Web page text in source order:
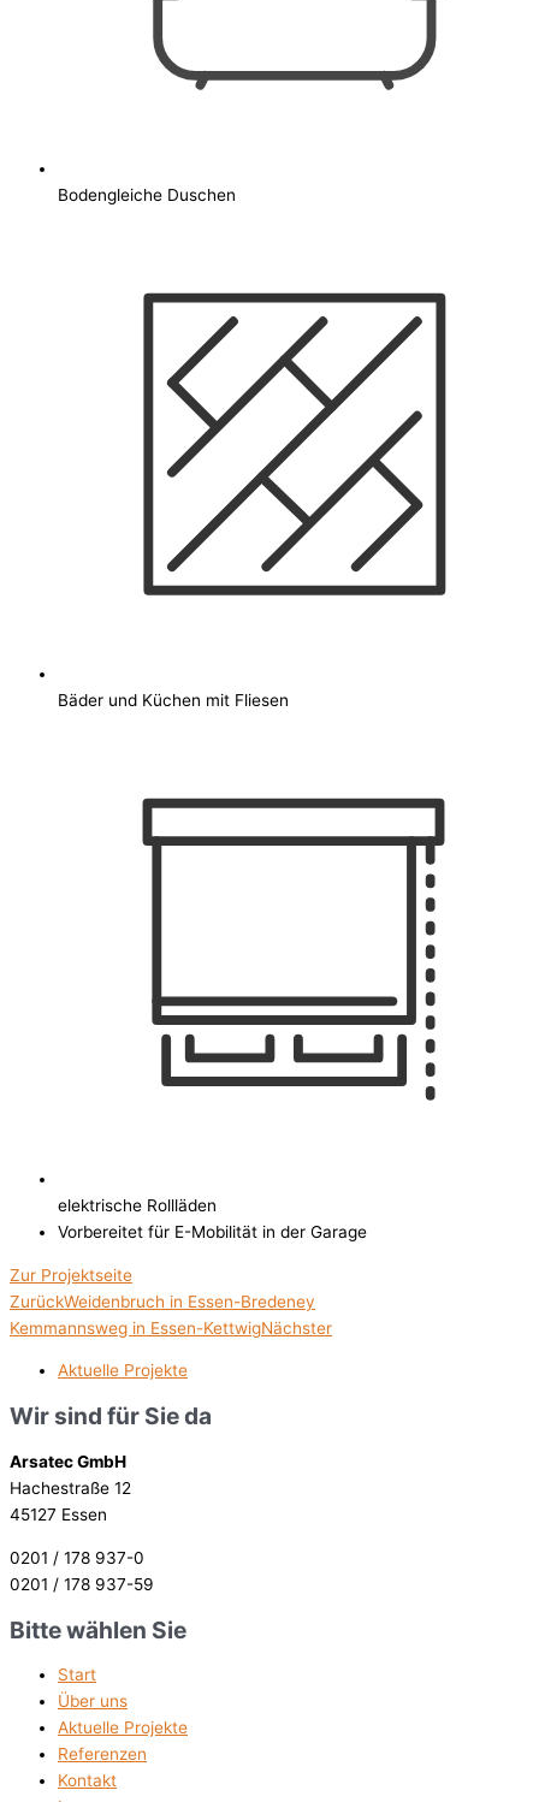
Bodengleiche Duschen
Bäder und Küchen mit Fliesen
elektrische Rollläden
Vorbereitet für E-Mobilität in der Garage
Zur Projektseite
ZurückWeidenbruch in Essen-Bredeney
Kemmannsweg in Essen-KettwigNächster
Aktuelle Projekte
Wir sind für Sie da
Arsatec GmbH
Hachestraße 12
45127 Essen
0201 / 178 937-0
0201 / 178 937-59
Bitte wählen Sie
Start
Über uns
Aktuelle Projekte
Referenzen
Kontakt